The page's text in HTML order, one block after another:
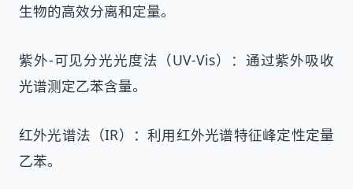
生物的高效分离和定量。
紫外-可见分光光度法（UV-Vis）：通过紫外吸收
光谱测定乙苯含量。
红外光谱法（IR）：利用红外光谱特征峰定性定量
乙苯。